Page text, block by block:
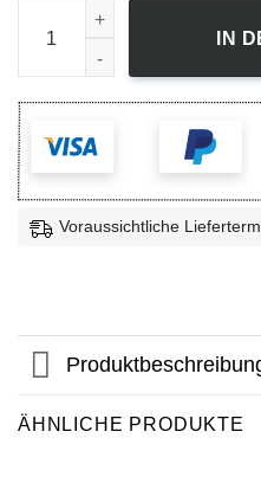
Herzförmige Insel -
IN
Voraussichtliche
ÄHNLICHE PRODUKTE